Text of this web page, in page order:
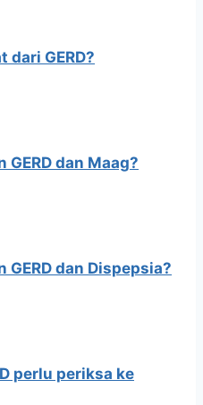
dari GERD?
GERD dan Maag?
GERD dan Dispepsia?
perlu periksa ke